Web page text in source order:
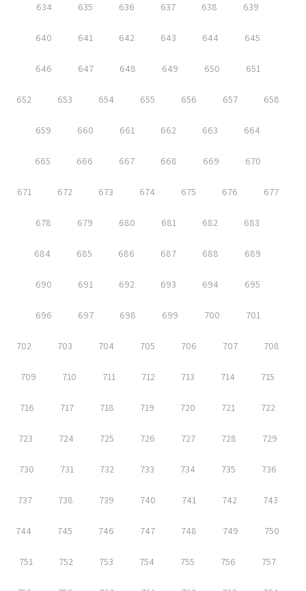
634 635 636 637 638 639
640 641 642 643 644 645
646 647 648 649 650 651
652 653 654 655 656 657 658
659 660 661 662 663 664
665 666 667 668 669 670
671 672 673 674 675 676 677
678 679 680 681 682 683
684 685 686 687 688 689
690 691 692 693 694 695
696 697 698 699 700 701
702 703 704 705 706 707 708
709 710 711 712 713 714 715
716 717 718 719 720 721 722
723 724 725 726 727 728 729
730 731 732 733 734 735 736
737 738 739 740 741 742 743
744 745 746 747 748 749 750
751 752 753 754 755 756 757